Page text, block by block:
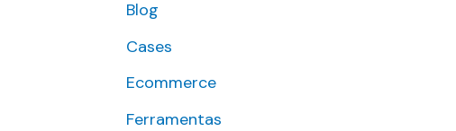
s
a
r
p
Blog
Cases
Ecommerce
Ferramentas